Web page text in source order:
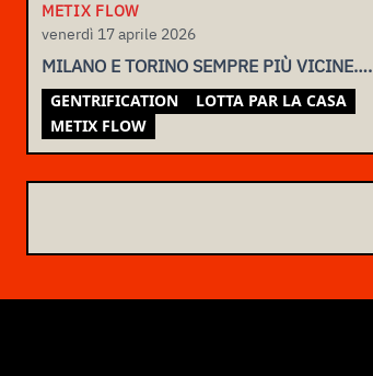
METIX FLOW
venerdì 17 aprile 2026
MILANO E TORINO SEMPRE PIÙ VICINE….
GENTRIFICATION
LOTTA PAR LA CASA
METIX FLOW